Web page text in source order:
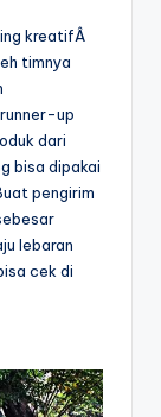
kreatifÂ
timnya
runner-up
dari
bisa dipakai
pengirim
lebaran
cek di